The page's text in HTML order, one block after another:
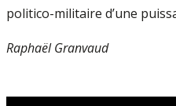
politico-militaire d’une
Raphaël Granvaud